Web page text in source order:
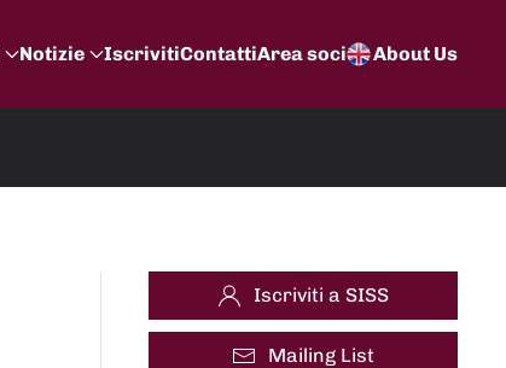
Notizie IscrivitiContattiArea soci About Us
Iscriviti a SISS
Mailing List